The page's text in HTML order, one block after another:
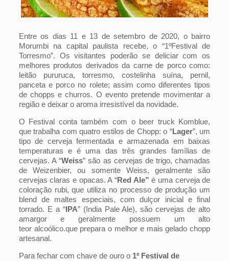
Entre os dias 11 e 13 de setembro de 2020, o bairro
Morumbi na capital paulista recebe, o “1ºFestival de
Torresmo”. Os visitantes poderão se deliciar com os
melhores produtos derivados da carne de porco como:
leitão pururuca, torresmo, costelinha suína, pernil,
panceta e porco no rolete; assim como diferentes tipos
de chopps e churros. O evento pretende movimentar a
região e deixar o aroma irresistível da novidade.
O Festival conta também com o beer truck Komblue,
que trabalha com quatro estilos de Chopp: o “Lager”, um
tipo de cerveja fermentada e armazenada em baixas
temperaturas e é uma das três grandes famílias de
cervejas. A “Weiss” são as cervejas de trigo, chamadas
de Weizenbier, ou somente Weiss, geralmente são
cervejas claras e opacas. A “Red Ale” é uma cerveja de
coloração rubi, que utiliza no processo de produção um
blend de maltes especiais, com dulçor inicial e final
torrado. E a “IPA” (India Pale Ale), são cervejas de alto
amargor e geralmente possuem um alto
teor alcoólico.que prepara o melhor e mais gelado chopp
artesanal.
Para fechar com chave de ouro o 1º Festival de